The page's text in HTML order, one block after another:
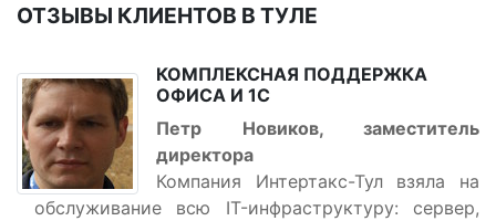
ОТЗЫВЫ КЛИЕНТОВ В ТУЛЕ
КОМПЛЕКСНАЯ ПОДДЕРЖКА
ОФИСА И 1С
Петр Новиков, заместитель
директора
Компания Интертакс-Тул взяла на
обслуживание всю IT-инфраструктуру: сервер,